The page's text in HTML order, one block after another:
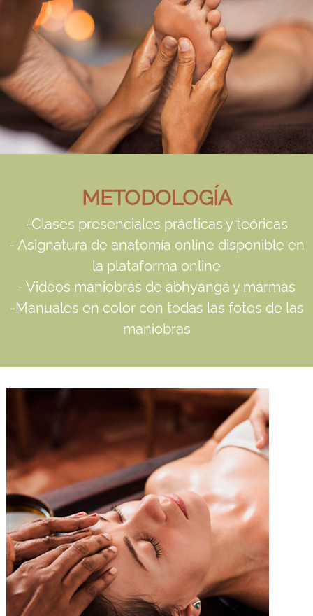
METODOLOGÍA
-Clases presenciales prácticas y teóricas
- Asignatura de anatomía online disponible en
la plataforma online
- Videos maniobras de abhyanga y marmas
-Manuales en color con todas las fotos de las
maniobras